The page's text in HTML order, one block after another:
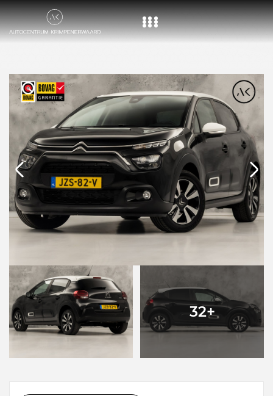
Aanbod
Diensten
Over ons
Vacature
Contact
32+